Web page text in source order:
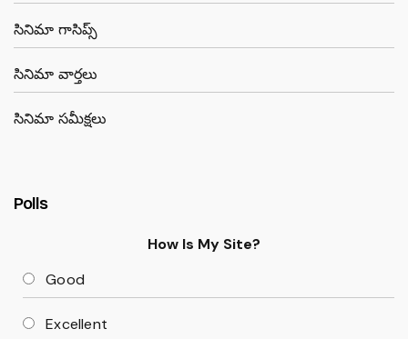
సినిమా గాసిప్స్
సినిమా వార్తలు
సినిమా సమీక్షలు
Polls
How Is My Site?
Good
Excellent